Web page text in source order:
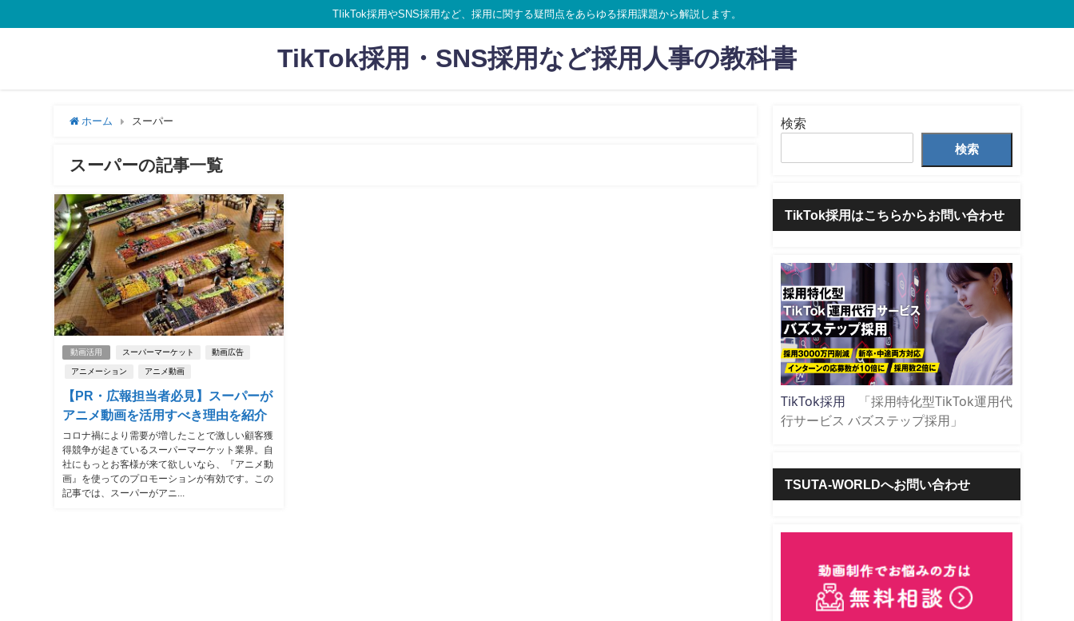
TIikTok採用やSNS採用など、採用に関する疑問点をあらゆる採用課題から解説します。
TikTok採用・SNS採用など採用人事の教科書
ホーム スーパー
スーパーの記事一覧
動画活用 スーパーマーケット 動画広告
アニメーション アニメ動画
【PR・広報担当者必見】スーパーが
アニメ動画を活用すべき理由を紹介
コロナ禍により需要が増したことで激しい顧客獲
得競争が起きているスーパーマーケット業界。自
社にもっとお客様が来て欲しいなら、『アニメ動
画』を使ってのプロモーションが有効です。この
記事では、スーパーがアニ...
検索
検索
TikTok採用はこちらからお問い合わせ
TikTok採用 「採用特化型TikTok運用代
行サービス バズステップ採用」
TSUTA-WORLDへお問い合わせ